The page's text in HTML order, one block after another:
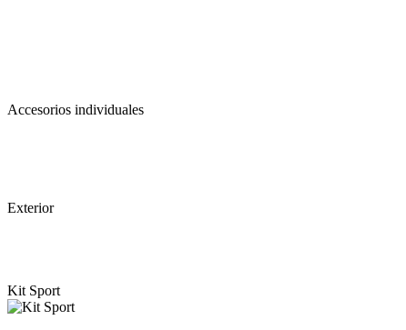
Accesorios individuales
Exterior
Kit Sport